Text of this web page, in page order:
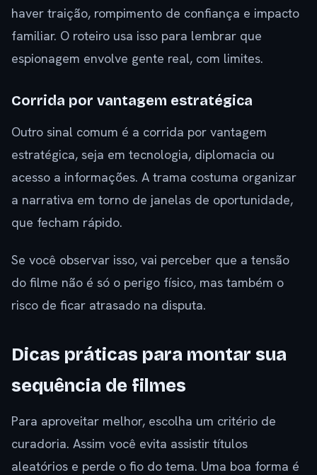
haver traição, rompimento de confiança e impacto
familiar. O roteiro usa isso para lembrar que
espionagem envolve gente real, com limites.
Corrida por vantagem estratégica
Outro sinal comum é a corrida por vantagem
estratégica, seja em tecnologia, diplomacia ou
acesso a informações. A trama costuma organizar
a narrativa em torno de janelas de oportunidade,
que fecham rápido.
Se você observar isso, vai perceber que a tensão
do filme não é só o perigo físico, mas também o
risco de ficar atrasado na disputa.
Dicas práticas para montar sua
sequência de filmes
Para aproveitar melhor, escolha um critério de
curadoria. Assim você evita assistir títulos
aleatórios e perde o fio do tema. Uma boa forma é